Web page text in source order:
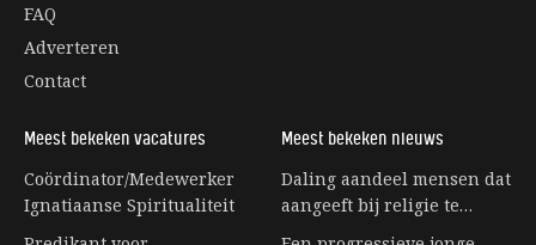
FAQ
Adverteren
Contact
Meest bekeken vacatures
Coördinator/Medewerker
Ignatiaanse Spiritualiteit
Meest bekeken nieuws
Daling aandeel mensen dat
aangeeft bij religie te